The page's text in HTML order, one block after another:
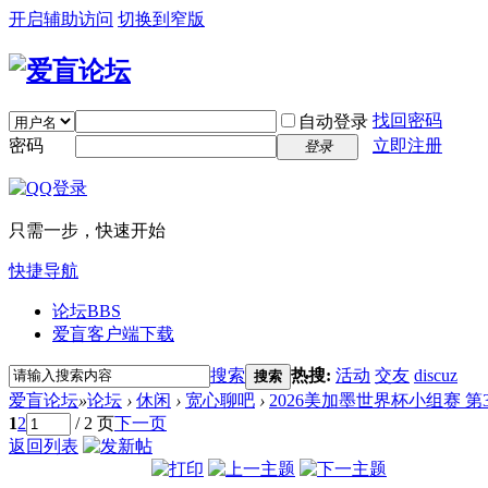
开启辅助访问 切换到窄版
自动登录 找回密码
密码
登录 立即注册
只需一步，快速开始
快捷导航
论坛BBS
爱盲客户端下载
搜索 搜索 热搜: 活动 交友 discuz
爱盲论坛»论坛 › 休闲 › 宽心聊吧 › 2026美加墨世界杯小组赛 第
12 / 2 页下一页
返回列表